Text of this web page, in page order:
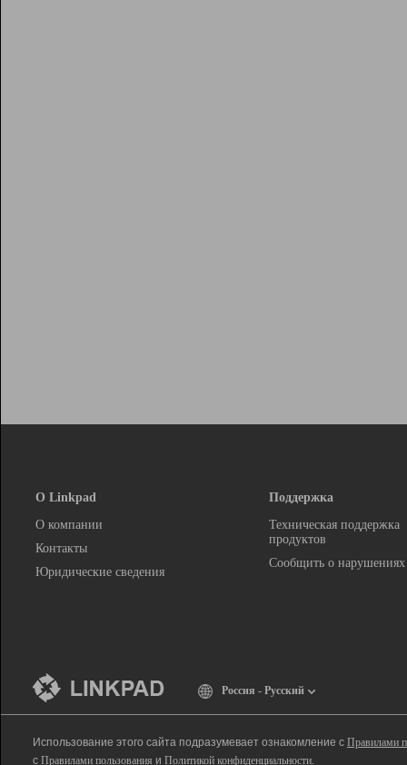
О Linkpad
О компании
Контакты
Юридические сведения
Поддержка
Техническая поддержка
продуктов
Сообщить о нарушениях
Россия - Русский
Использование этого сайта подразумевает ознакомление с Правилами
с Правилами пользования и Политикой конфиденциальности.